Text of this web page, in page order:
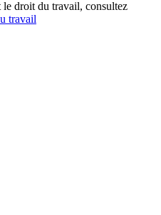
le droit du travail, consultez
travail